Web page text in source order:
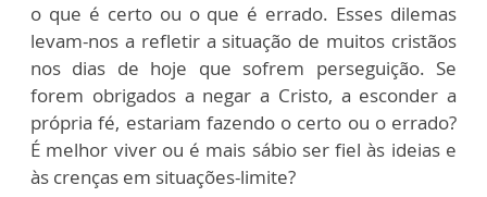
o que é certo ou o que é errado. Esses dilemas
levam-nos a refletir a situação de muitos cristãos
nos dias de hoje que sofrem perseguição. Se
forem obrigados a negar a Cristo, a esconder a
própria fé, estariam fazendo o certo ou o errado?
É melhor viver ou é mais sábio ser fiel às ideias e
às crenças em situações-limite?